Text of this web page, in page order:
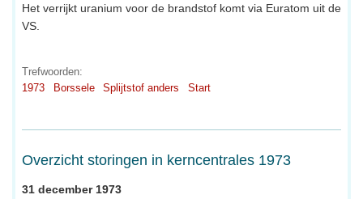
Het verrijkt uranium voor de brandstof komt via Euratom uit de
VS.
Trefwoorden:
1973
Borssele Splijtstof anders Start
Overzicht storingen in kerncentrales 1973
31 december 1973